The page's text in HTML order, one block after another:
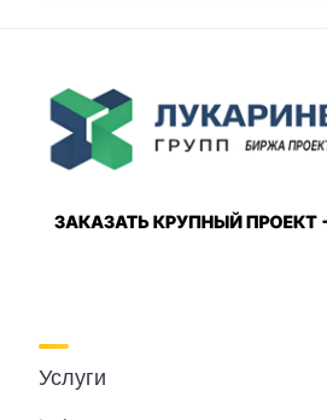
Услуги